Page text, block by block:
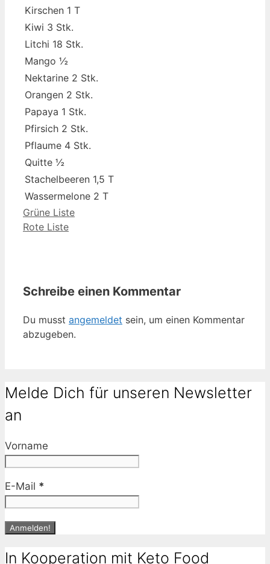
Kirschen 1 T
Kiwi 3 Stk.
Litchi 18 Stk.
Mango ½
Nektarine 2 Stk.
Orangen 2 Stk.
Papaya 1 Stk.
Pfirsich 2 Stk.
Pflaume 4 Stk.
Quitte ½
Stachelbeeren 1,5 T
Wassermelone 2 T
Grüne Liste
Rote Liste
Schreibe einen Kommentar
Du musst angemeldet sein, um einen Kommentar
abzugeben.
Melde Dich für unseren Newsletter
an
Vorname
E-Mail *
In Kooperation mit Keto Food